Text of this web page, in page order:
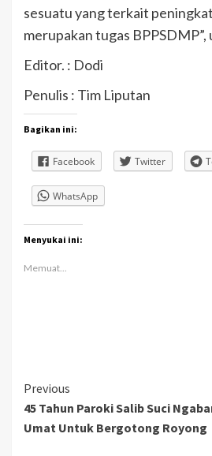
sesuatu yang terkait
merupakan tugas BPPSDMP”,
Editor. : Dodi
Penulis : Tim Liputan
Bagikan ini:
Facebook Twitter
WhatsApp
Menyukai ini:
Memuat...
Continue
Reading
Previous
45 Tahun Paroki Salib Suci
Umat Untuk Bergotong Royong